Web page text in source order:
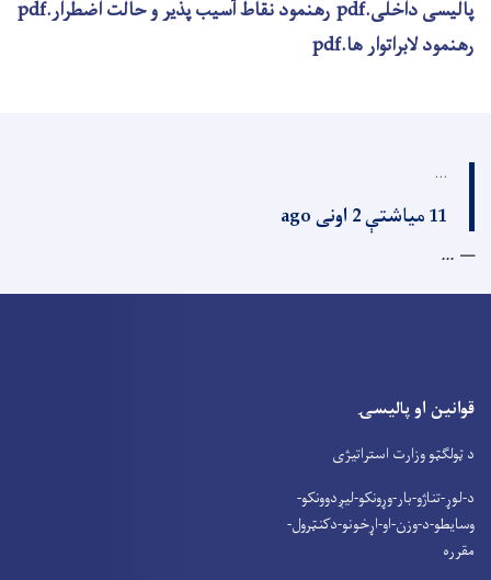
پالیسی داخلی.pdf
رهنمود نقاط آسیب پذیر و حالت اضطرار.pdf
رهنمود لابراتوار ها.pdf
...
11 میاشتې 2 اونی ago
...
قوانین او پالیسۍ
د ټولګټو وزارت استراتیژی
د-لوړ-تناژو-بار-وړونکو-لیږدوونکو-
وسایطو-د-وزن-او-اړخونو-دکنټرول-
مقرره